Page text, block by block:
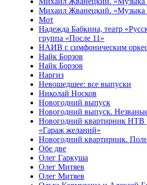
Михаил Жванецкий. «Музыка
Мот
Надежда Бабкина, театр
группа «После 11»
НАИВ с симфоническим
Найк Борзов
Найк Борзов
Наргиз
Невошедшее: все выпуски
Николай Носков
Новогодний выпуск
Новогодний выпуск.
Новогодний квартирник НТВ
«Гараж желаний»
Новогодний квартирник.
Обе две
Олег Гаркуша
Олег Митяев
Олег Митяев